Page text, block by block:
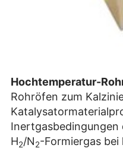
Hochtemperatur-
Rohröfen zum
Inertgasbedingungen
H2/N2-Formiergas